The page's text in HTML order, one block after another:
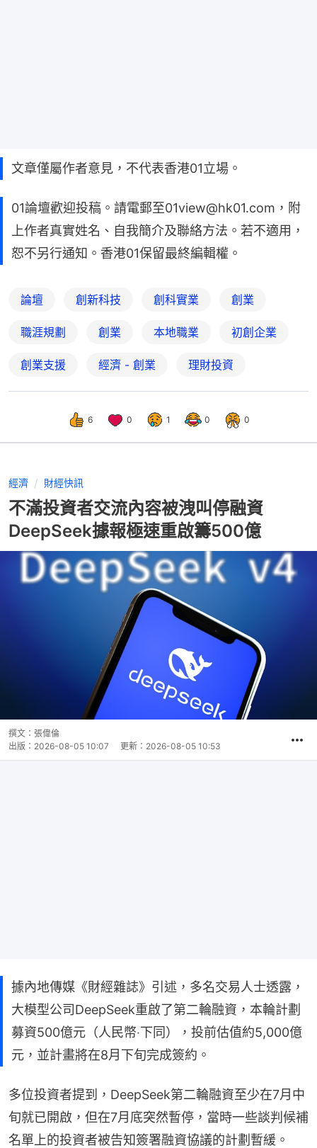
文章僅屬作者意見，不代表香港01立場。
01論壇歡迎投稿。請電郵至01view@hk01.com，附
上作者真實姓名、自我簡介及聯絡方法。若不適用，
恕不另行通知。香港01保留最終編輯權。
論壇 創新科技 創科實業 創業
職涯規劃 創業 本地職業 初創企業
創業支援 經濟 - 創業 理財投資
6 0 1 0 0
經濟 財經快訊
不滿投資者交流內容被洩叫停融資
DeepSeek據報極速重啟籌500億
撰文： 張偉倫
出版： 2026-08-05 10:07 更新： 2026-08-05 10:53
據內地傳媒《財經雜誌》引述，多名交易人士透露，
大模型公司DeepSeek重啟了第二輪融資，本輪計劃
募資500億元（人民幣‧下同），投前估值約5,000億
元，並計畫將在8月下旬完成簽約。
多位投資者提到，DeepSeek第二輪融資至少在7月中
旬就已開啟，但在7月底突然暫停，當時一些談判候補
名單上的投資者被告知簽署融資協議的計劃暫緩。